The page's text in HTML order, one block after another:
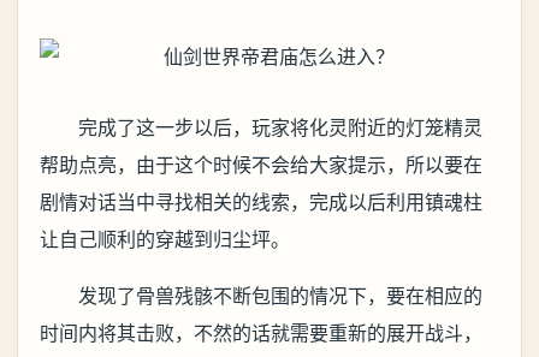
完成了这一步以后，玩家将化灵附近的灯笼精灵
帮助点亮，由于这个时候不会给大家提示，所以要在
剧情对话当中寻找相关的线索，完成以后利用镇魂柱
让自己顺利的穿越到归尘坪。
发现了骨兽残骸不断包围的情况下，要在相应的
时间内将其击败，不然的话就需要重新的展开战斗，